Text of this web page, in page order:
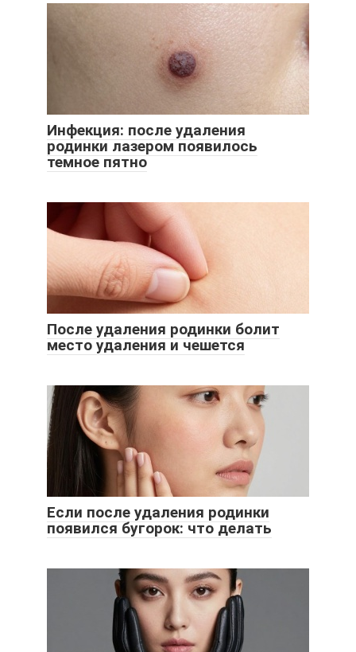
Инфекция: после удаления
родинки лазером появилось
темное пятно
После удаления родинки болит
место удаления и чешется
Если после удаления родинки
появился бугорок: что делать